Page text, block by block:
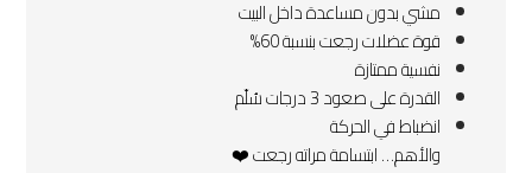
مشي بدون مساعدة داخل البيت
قوة عضلات رجعت بنسبة 60%
نفسية ممتازة
القدرة على صعود 3 درجات سُلّم
انضباط في الحركة
والأهم… ابتسامة مراته رجعت ❤️